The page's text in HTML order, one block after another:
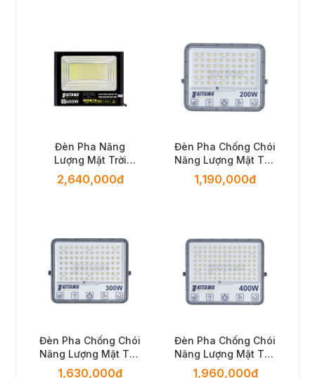
Đèn Pha Năng
Lượng Mặt Trời
600W Lite
BDP26.600 KITAWA
2,640,000đ
Đèn Pha Chống Chói
Năng Lượng Mặt Trời
200W KITAWA -
DP15.200
1,190,000đ
Đèn Pha Chống Chói
Năng Lượng Mặt Trời
300W KITAWA -
1,630,000đ
Đèn Pha Chống Chói
Năng Lượng Mặt Trời
400W KITAWA -
1,960,000đ